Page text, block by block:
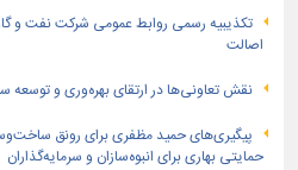
تكذیبیه رسمی روابط عمومی شركت نفت و گاز
اصالت
نقش تعاونی‌ها در ارتقای بهره‌وری و توسعه
پیگیری‌های حمید مظفری برای رونق
حمایتی بهاری برای انبوه‌سازان و سرمایه‌گذاران